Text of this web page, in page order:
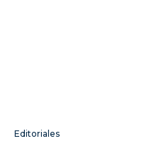
Editoriales